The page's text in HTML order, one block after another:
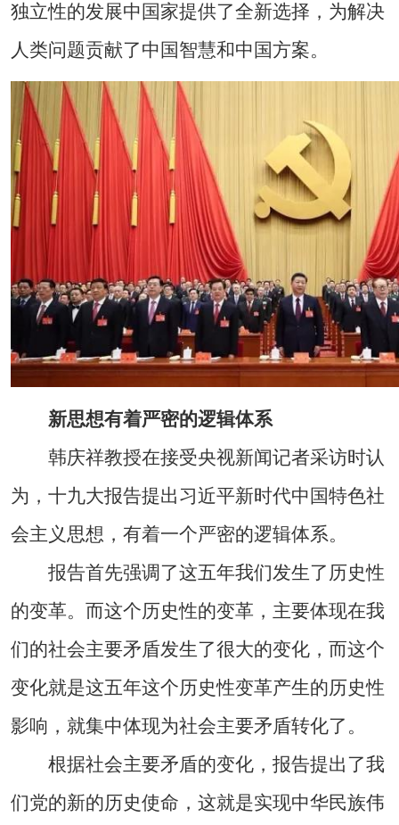
独立性的发展中国家提供了全新选择，为解决
人类问题贡献了中国智慧和中国方案。
新思想有着严密的逻辑体系
韩庆祥教授在接受央视新闻记者采访时认
为，十九大报告提出习近平新时代中国特色社
会主义思想，有着一个严密的逻辑体系。
报告首先强调了这五年我们发生了历史性
的变革。而这个历史性的变革，主要体现在我
们的社会主要矛盾发生了很大的变化，而这个
变化就是这五年这个历史性变革产生的历史性
影响，就集中体现为社会主要矛盾转化了。
根据社会主要矛盾的变化，报告提出了我
们党的新的历史使命，这就是实现中华民族伟